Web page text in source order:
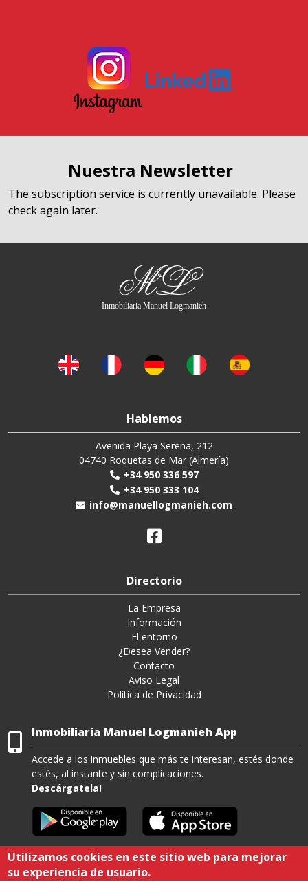
Nuestra Newsletter
The subscription service is currently unavailable. Please
check again later.
ML
Inmobiliaria Manuel Logmanieh
Hablemos
Avenida Playa Serena, 212
04740 Roquetas de Mar (Almería)
+34 950 336 597
+34 950 333 104
info@manuellogmanieh.com
Directorio
La Empresa
Información
El entorno
¿Desea Vender?
Contacto
Aviso Legal
Política de Privacidad
Inmobiliaria Manuel Logmanieh App
Accede a los inmuebles que más te interesan, estés donde
estés, al instante y sin complicaciones.
Descárgatela!
Utilizamos cookies en este sitio web para mejorar
su experiencia de usuario.